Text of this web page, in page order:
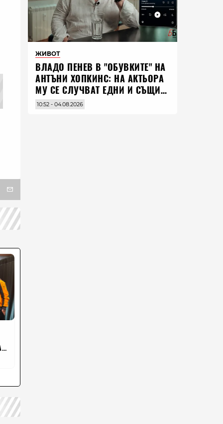
ЖИВОТ
ВЛАДO ПЕНЕВ В "ОБУВКИТЕ" НА
АНТЪНИ ХОПКИНС: НА АКТЬОРА
МУ СЕ СЛУЧВАТ ЕДНИ И СЪЩИ
НЕЩА ПО ЦЕЛИЯ СВЯТ
10:52 - 04.08.2026